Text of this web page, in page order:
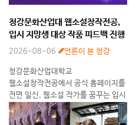
청강문화산업대 웹소설창작전공,
입시 지망생 대상 작품 피드백 진행
2026-08-06 언론이 본 청강
청강문화산업대학교
웹소설창작전공에서 공식 홈페이지를
전면 일신, 웹소설 작가를 꿈꾸는 입시
지망생들을 위한 본격적인 ‘작품
피드백 서비스’를 시작하였다. 이번